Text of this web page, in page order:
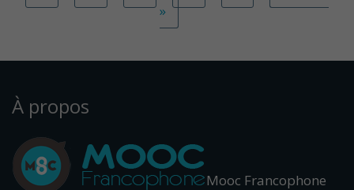
»
À propos
Mooc Francophone